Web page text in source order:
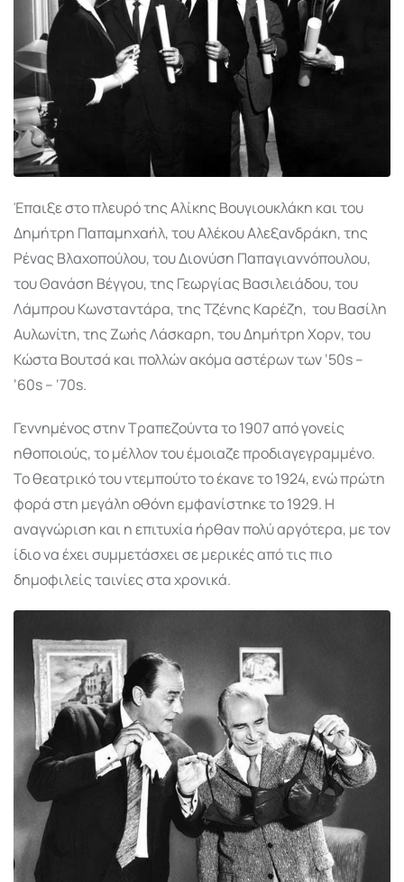
Έπαιξε στο πλευρό της Αλίκης Βουγιουκλάκη και του
Δημήτρη Παπαμηχαήλ, του Αλέκου Αλεξανδράκη, της
Ρένας Βλαχοπούλου, του Διονύση Παπαγιαννόπουλου,
του Θανάση Βέγγου, της Γεωργίας Βασιλειάδου, του
Λάμπρου Κωνσταντάρα, της Τζένης Καρέζη, του Βασίλη
Αυλωνίτη, της Ζωής Λάσκαρη, του Δημήτρη Χορν, του
Κώστα Βουτσά και πολλών ακόμα αστέρων των ‘50s –
‘60s – ‘70s.
Γεννημένος στην Τραπεζούντα το 1907 από γονείς
ηθοποιούς, το μέλλον του έμοιαζε προδιαγεγραμμένο.
Το θεατρικό του ντεμπούτο το έκανε το 1924, ενώ πρώτη
φορά στη μεγάλη οθόνη εμφανίστηκε το 1929. Η
αναγνώριση και η επιτυχία ήρθαν πολύ αργότερα, με τον
ίδιο να έχει συμμετάσχει σε μερικές από τις πιο
δημοφιλείς ταινίες στα χρονικά.